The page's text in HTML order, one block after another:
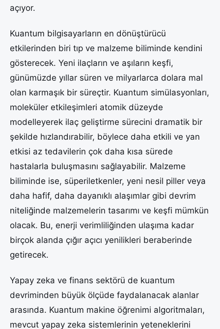
açıyor.
Kuantum bilgisayarların en dönüştürücü
etkilerinden biri tıp ve malzeme biliminde kendini
gösterecek. Yeni ilaçların ve aşıların keşfi,
günümüzde yıllar süren ve milyarlarca dolara mal
olan karmaşık bir süreçtir. Kuantum simülasyonları,
moleküler etkileşimleri atomik düzeyde
modelleyerek ilaç geliştirme sürecini dramatik bir
şekilde hızlandırabilir, böylece daha etkili ve yan
etkisi az tedavilerin çok daha kısa sürede
hastalarla buluşmasını sağlayabilir. Malzeme
biliminde ise, süperiletkenler, yeni nesil piller veya
daha hafif, daha dayanıklı alaşımlar gibi devrim
niteliğinde malzemelerin tasarımı ve keşfi mümkün
olacak. Bu, enerji verimliliğinden ulaşıma kadar
birçok alanda çığır açıcı yenilikleri beraberinde
getirecek.
Yapay zeka ve finans sektörü de kuantum
devriminden büyük ölçüde faydalanacak alanlar
arasında. Kuantum makine öğrenimi algoritmaları,
mevcut yapay zeka sistemlerinin yeteneklerini